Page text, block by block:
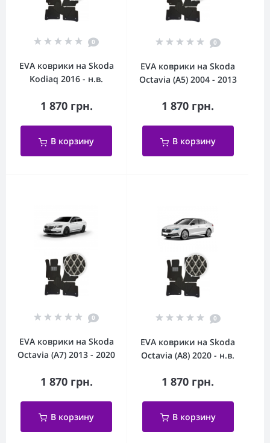
0
EVA коврики на Skoda
Kodiaq 2016 - н.в.
1 870 грн.
В корзину
0
EVA коврики на Skoda
Octavia (A5) 2004 - 2013
1 870 грн.
В корзину
0
EVA коврики на Skoda
Octavia (A7) 2013 - 2020
1 870 грн.
В корзину
0
EVA коврики на Skoda
Octavia (A8) 2020 - н.в.
1 870 грн.
В корзину